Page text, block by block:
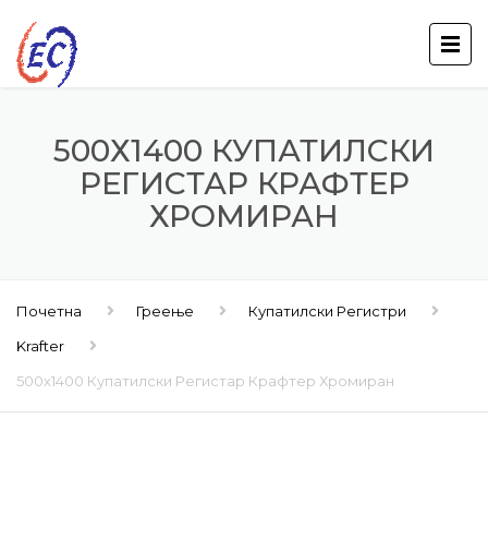
500Х1400 КУПАТИЛСКИ
РЕГИСТАР КРАФТЕР
ХРОМИРАН
Почетна Греење
Купатилски Регистри
Krafter
500х1400 Купатилски Регистар Крафтер Хромиран